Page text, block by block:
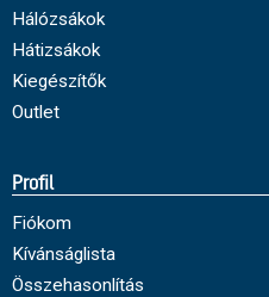
Hálózsákok
Hátizsákok
Kiegészítők
Outlet
Profil
Fiókom
Kívánságlista
Összehasonlítás